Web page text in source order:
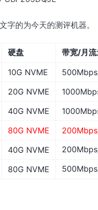
字的为今天的测评机器。
硬盘
带宽/月
10G NVME
20G NVME
40G NVME
80G NVME
40G NVME
80G NVME